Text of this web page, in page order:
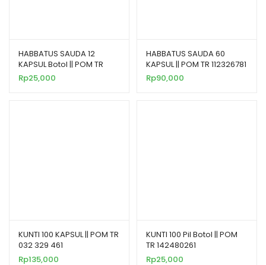
HABBATUS SAUDA 12
KAPSUL Botol || POM TR
112326781
Rp25,000
HABBATUS SAUDA 60
KAPSUL || POM TR 112326781
Rp90,000
KUNTI 100 KAPSUL || POM TR
032 329 461
Rp135,000
KUNTI 100 Pil Botol || POM
TR 142480261
Rp25,000